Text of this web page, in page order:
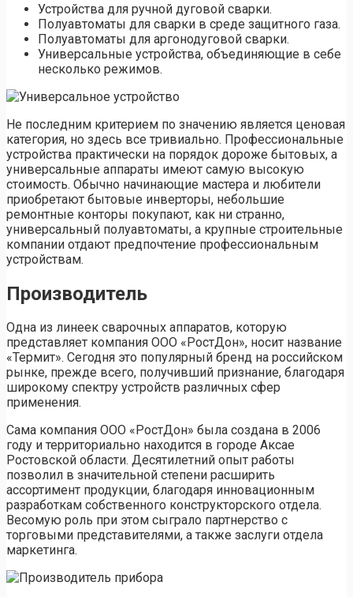
Устройства для ручной дуговой сварки.
Полуавтоматы для сварки в среде защитного газа.
Полуавтоматы для аргонодуговой сварки.
Универсальные устройства, объединяющие в себе
несколько режимов.
Не последним критерием по значению является ценовая
категория, но здесь все тривиально. Профессиональные
устройства практически на порядок дороже бытовых, а
универсальные аппараты имеют самую высокую
стоимость. Обычно начинающие мастера и любители
приобретают бытовые инверторы, небольшие
ремонтные конторы покупают, как ни странно,
универсальный полуавтоматы, а крупные строительные
компании отдают предпочтение профессиональным
устройствам.
Производитель
Одна из линеек сварочных аппаратов, которую
представляет компания ООО «РостДон», носит название
«Термит». Сегодня это популярный бренд на российском
рынке, прежде всего, получивший признание, благодаря
широкому спектру устройств различных сфер
применения.
Сама компания ООО «РостДон» была создана в 2006
году и территориально находится в городе Аксае
Ростовской области. Десятилетний опыт работы
позволил в значительной степени расширить
ассортимент продукции, благодаря инновационным
разработкам собственного конструкторского отдела.
Весомую роль при этом сыграло партнерство с
торговыми представителями, а также заслуги отдела
маркетинга.